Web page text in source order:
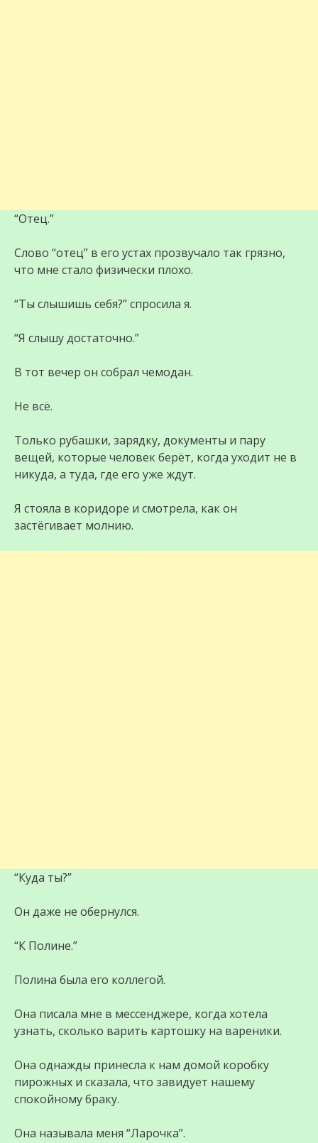
“Отец.”
Слово “отец” в его устах прозвучало так грязно,
что мне стало физически плохо.
“Ты слышишь себя?” спросила я.
“Я слышу достаточно.”
В тот вечер он собрал чемодан.
Не всё.
Только рубашки, зарядку, документы и пару
вещей, которые человек берёт, когда уходит не в
никуда, а туда, где его уже ждут.
Я стояла в коридоре и смотрела, как он
застёгивает молнию.
“Куда ты?”
Он даже не обернулся.
“К Полине.”
Полина была его коллегой.
Она писала мне в мессенджере, когда хотела
узнать, сколько варить картошку на вареники.
Она однажды принесла к нам домой коробку
пирожных и сказала, что завидует нашему
спокойному браку.
Она называла меня “Ларочка”.